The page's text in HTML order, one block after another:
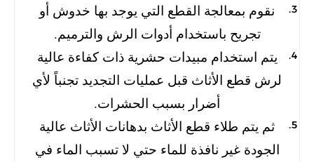
نقوم بمعالجة القطع التي يوجد بها خدوش أو
تجريح باستخدام أدوات الرش والترميم.
يتم استخدام مبيدات حشرية ذات كفاءة عالية
لرش قطع الأثاث قبل عمليات التجديد تجنباً لأي
أضرار بسبب الحشرات.
ثم يتم طلاء قطع الأثاث بدهانات الأثاث عالية
الجودة غير نافذة للماء حتي لا تسبب الماء في